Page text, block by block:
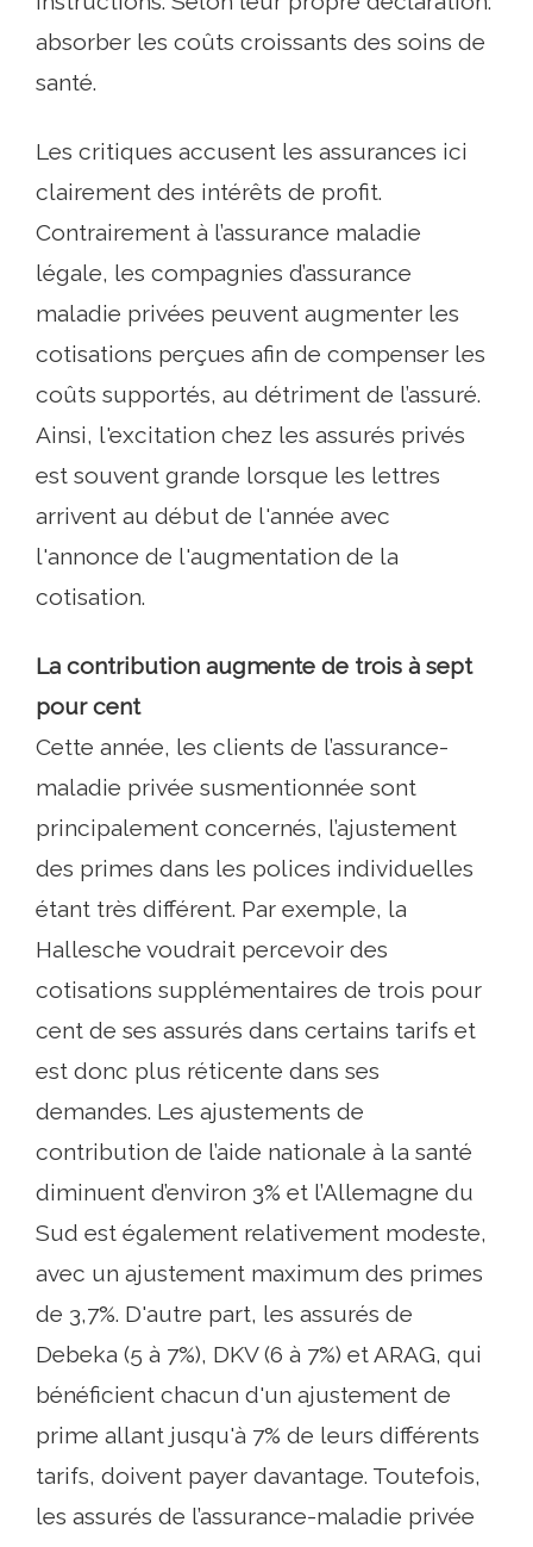
absorber les coûts croissants des soins de
santé.
Les critiques accusent les assurances ici
clairement des intérêts de profit.
Contrairement à l’assurance maladie
légale, les compagnies d’assurance
maladie privées peuvent augmenter les
cotisations perçues afin de compenser les
coûts supportés, au détriment de l’assuré.
Ainsi, l'excitation chez les assurés privés
est souvent grande lorsque les lettres
arrivent au début de l'année avec
l'annonce de l'augmentation de la
cotisation.
La contribution augmente de trois à sept
pour cent
Cette année, les clients de l’assurance-
maladie privée susmentionnée sont
principalement concernés, l’ajustement
des primes dans les polices individuelles
étant très différent. Par exemple, la
Hallesche voudrait percevoir des
cotisations supplémentaires de trois pour
cent de ses assurés dans certains tarifs et
est donc plus réticente dans ses
demandes. Les ajustements de
contribution de l’aide nationale à la santé
diminuent d’environ 3% et l’Allemagne du
Sud est également relativement modeste,
avec un ajustement maximum des primes
de 3,7%. D'autre part, les assurés de
Debeka (5 à 7%), DKV (6 à 7%) et ARAG, qui
bénéficient chacun d'un ajustement de
prime allant jusqu'à 7% de leurs différents
tarifs, doivent payer davantage. Toutefois,
les assurés de l’assurance-maladie privée